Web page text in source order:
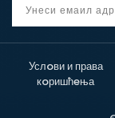
Услoви и права
кoришћeња